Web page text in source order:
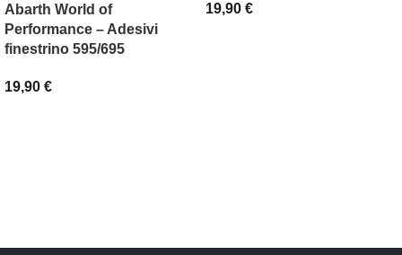
Abarth World of
Performance – Adesivi
finestrino 595/695
19,90 €
19,90 €